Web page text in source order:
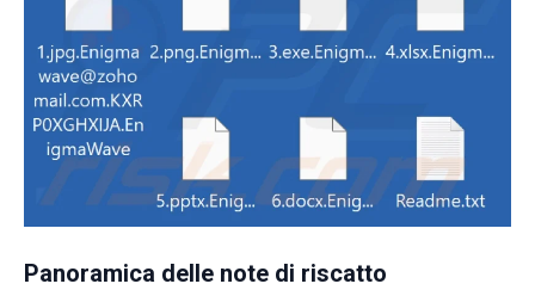
Panoramica delle note di riscatto